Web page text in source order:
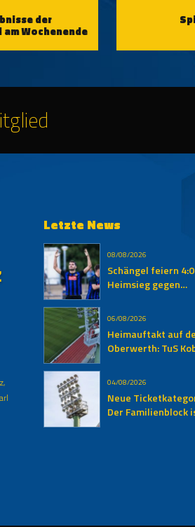
der
Wochenende
Letzte News
08/08/2026
Schängel feiern
Heimsieg gegen
06/08/2026
Heimauftakt auf
Oberwerth: TuS
Auersmacher
04/08/2026
Neue
Der Familienblock